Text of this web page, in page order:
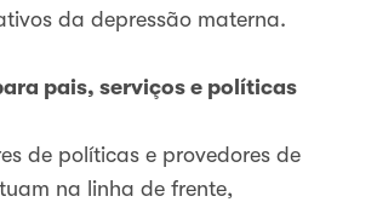
da depressão materna.
pais, serviços e políticas
de políticas e provedores de
na linha de frente,